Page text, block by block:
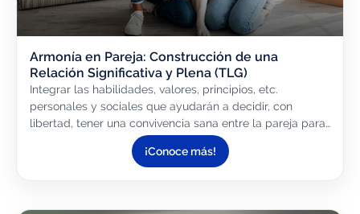
Armonía en Pareja: Construcción de una
Relación Significativa y Plena (TLG)
Integrar las habilidades, valores, principios, etc.
personales y sociales que ayudarán a decidir, con
libertad, tener una convivencia sana entre la pareja para
lograr adaptarse, aceptarse, ceder, etc. con el fin de...
¡Conoce más!